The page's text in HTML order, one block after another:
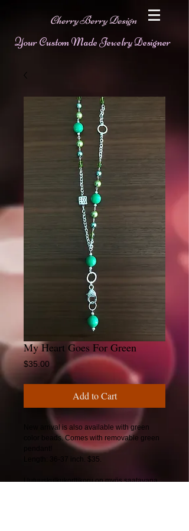
Cherry Berry Design
Your Custom Made Jewelry Designer
My Heart Goes For Green
$35.00Price
Add to Cart
New arrival is also available with green
color beads. Comes with removable green
Length: 36-37 inch. $35.
Uutuuskulkukorttikoru on myös saatavana